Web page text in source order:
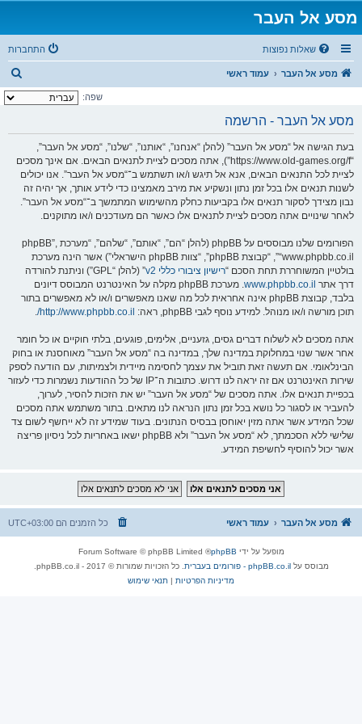
מסע אל העבר
שאלות נפוצות התחברות
מסע אל העבר עמוד ראשי
י
שפה:
מסע אל העבר - הרשמה
בעת הגישה אל “מסע אל העבר” (להלן “אנחנו”, “אותנו”, “שלנו”, “מסע אל העבר”,
“https://www.old-games.org/f”), אתה מסכים לציית לתנאים הבאים. אם אינך מסכים
לציית לכל התנאים הבאים, אנא אל תיגש ו/או תשתמש ב־“מסע אל העבר”. אנו יכולים
לשנות תנאים אלו בכל זמן נתון ונשקיע את מירב מאמצינו כדי לידע אותך, אך יהיה זה
נבון מצידך לסקור תנאים אלו בקביעות כחלק מהשימוש המתמשך ב־“מסע אל העבר”.
לאחר שינויים אתה מסכים לציית לתנאים אלו כאשר הם מעודכנים ו/או מתוקנים.
הפורומים שלנו מבוססים על phpBB (להלן “הם”, “אותם”, “שלהם”, “מערכת phpBB”,
“www.phpbb.co.il”, “קבוצת phpBB”, “צוות phpBB הישראלי”) אשר הינה מערכת
בולטיין המשוחררת תחת הסכם “רישיון ציבורי כללי v2
” (להלן “GPL”) וניתנת להורדה
דרך אתר www.phpbb.co.il
. מערכת phpBB מקלה על האינטרנט המבוסס דיונים
בלבד, קבוצת phpBB אינה אחראית לכל מה שאנו מאפשרים ו/או לא מאפשרים בתור
תוכן מורשה ו/או מנוהל. למידע נוסף לגבי phpBB, ראה:
http://www.phpbb.co.il/
.
אתה מסכים לא לשלוח דברים גסים, גזעניים, אלימים, פוגעים, בלתי חוקיים או כל חומר
אחר אשר שנוי במחלוקת במדינה שלך, במדינה בה “מסע אל העבר” מאוחסנת או בחוק
הבינלאומי. אם תעשה זאת תוביל את עצמך לחסימה מיידית ולצמיתות, עם הודעה לספק
שירות האינטרנט אם זה יראה לנו דרוש. כתובות ה־IP של כל ההודעות נשמרות כדי לעזור
בכפיית תנאים אלו. אתה מסכים של “מסע אל העבר” יש את הזכות להסיר, לערוך,
להעביר או לסגור כל נושא בכל זמן נתון הנראה לנו מתאים. בתור משתמש אתה מסכים
שכל המידע אשר אתה מזין יאוחסן בבסיס הנתונים. בעוד שמידע זה לא ייחשף לשום צד
שלישי ללא הסכמתך, לא “מסע אל העבר” ולא phpBB ישאו באחריות לכל ניסיון פריצה
אשר יכול להוסיף לחשיפת המידע.
מסע אל העבר עמוד ראשי כל הזמנים הם UTC+03:00
מופעל על ידי phpBB
® Forum Software © phpBB Limited
מבוסס עלphpBB.co.il - פורומים בעברית
. כל הזכויות שמורות © 2017 - phpBB.co.il.
מדיניות הפרטיות | תנאי שימוש